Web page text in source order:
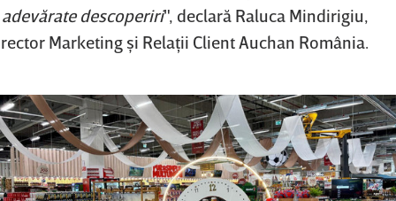
descoperiri", declară Raluca Mindirigiu,
Marketing şi Relaţii Client Auchan România.